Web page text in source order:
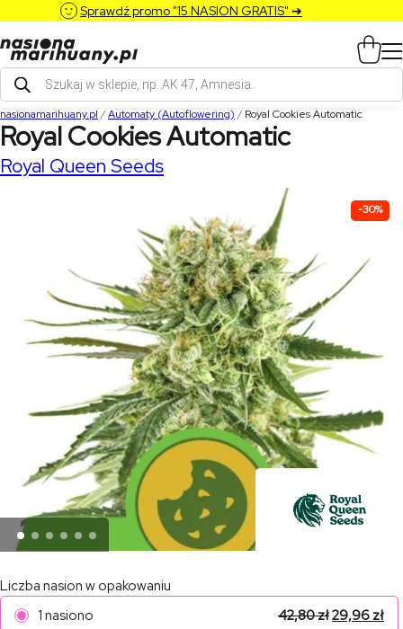
Sprawdź promo "15 NASION GRATIS" ➔
Wyszukiwarka
produktów
nasionamarihuany.pl /Automaty (Autoflowering) / Royal Cookies Automatic
Royal Cookies Automatic
Royal Queen Seeds
-30%
Liczba nasion w opakowaniu
1 nasiono
42,80zł29,96 zł